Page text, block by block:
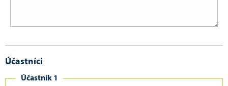
Účastníci
Účastník 1